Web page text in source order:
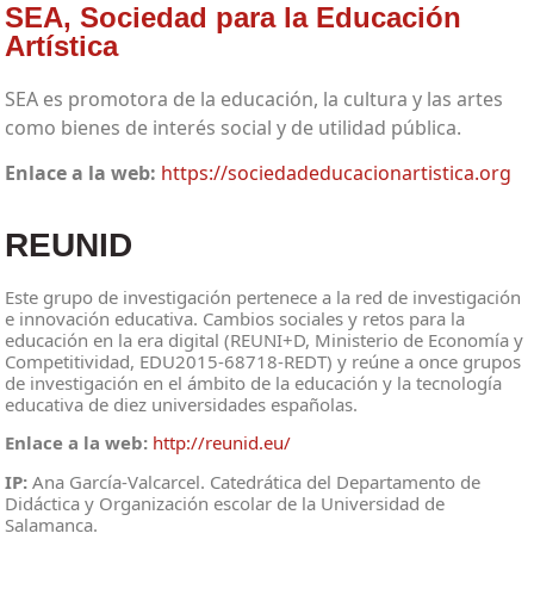
SEA, Sociedad para la Educación
Artística
SEA es promotora de la educación, la cultura y las artes
como bienes de interés social y de utilidad pública.
Enlace a la web: https://sociedadeducacionartistica.org
REUNID
Este grupo de investigación pertenece a la red de investigación
e innovación educativa. Cambios sociales y retos para la
educación en la era digital (REUNI+D, Ministerio de Economía y
Competitividad, EDU2015-68718-REDT) y reúne a once grupos
de investigación en el ámbito de la educación y la tecnología
educativa de diez universidades españolas.
Enlace a la web: http://reunid.eu/
IP: Ana García-Valcarcel. Catedrática del Departamento de
Didáctica y Organización escolar de la Universidad de
Salamanca.